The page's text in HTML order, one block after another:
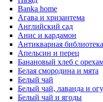
Banka home
Агава и хризантема
Английский сад
Анис и кардамон
Антикварная библиотека
Апельсин и перец
Банановый хлеб с
Белая смородина и мята
Белый чай
Белый чай, лаванда и
Белый чай и ягоды